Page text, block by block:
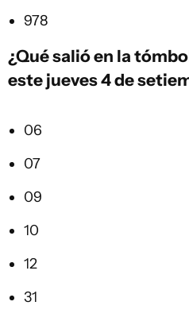
978
¿Qué salió en la
este jueves 4 de
06
07
09
10
12
31